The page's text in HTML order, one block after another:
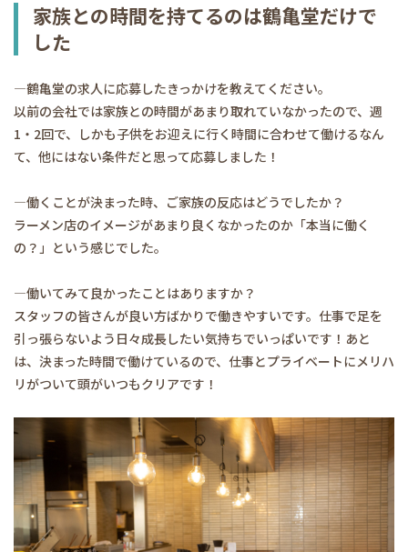
家族との時間を持てるのは鶴亀堂だけで
した
―鶴亀堂の求人に応募したきっかけを教えてください。
以前の会社では家族との時間があまり取れていなかったので、週
1・2回で、しかも子供をお迎えに行く時間に合わせて働けるなん
て、他にはない条件だと思って応募しました！
―働くことが決まった時、ご家族の反応はどうでしたか？
ラーメン店のイメージがあまり良くなかったのか「本当に働く
の？」という感じでした。
―働いてみて良かったことはありますか？
スタッフの皆さんが良い方ばかりで働きやすいです。仕事で足を
引っ張らないよう日々成長したい気持ちでいっぱいです！あと
は、決まった時間で働けているので、仕事とプライベートにメリハ
リがついて頭がいつもクリアです！